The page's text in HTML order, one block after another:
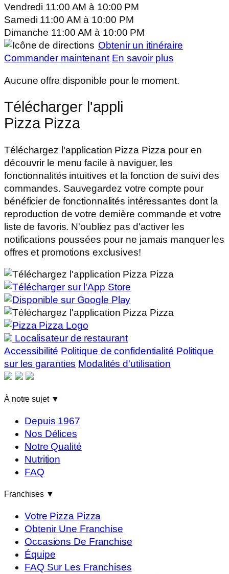
Vendredi 11:00 AMà 10:00 PM
Samedi 11:00 AMà 10:00 PM
Dimanche 11:00 AMà 10:00 PM
Obtenir un itinéraire
Commander maintenant En savoir plus
Aucune offre disponible pour le moment.
Télécharger l'appli
Pizza Pizza
Téléchargez l'application Pizza Pizza pour en
découvrir le menu facile à naviguer, les
fonctionnalités intuitives et la fonction de suivi des
commandes. Sauvegardez votre compte pour
bénéficier de fonctionnalités intéressantes dont la
reproduction de votre dernière commande et votre
liste de favoris. N'oubliez pas d'activer les
notifications poussées pour ne jamais manquer les
offres et promotions exclusives!
Localisateur de restaurant
Accessibilité Politique de confidentialité Politique
sur les garanties Modalités d'utilisation
À notre sujet ▼
Depuis 1967
Nos Délices
Notre Qualité
Nutrition
FAQ
Franchises ▼
Votre Pizza Pizza
Obtenir Une Franchise
Occasions De Franchise
Équipe
FAQ Sur Les Franchises